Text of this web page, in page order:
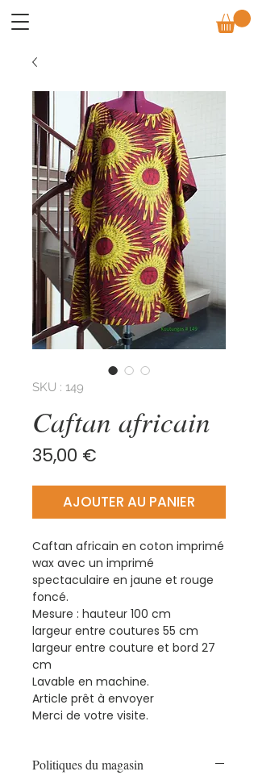
SKU : 149
Caftan africain
35,00 €
AJOUTER AU PANIER
Caftan africain en coton imprimé
wax avec un imprimé
spectaculaire en jaune et rouge
foncé.
Mesure : hauteur 100 cm
largeur entre coutures 55 cm
largeur entre couture et bord 27
cm
Lavable en machine.
Article prêt à envoyer
Merci de votre visite.
Politiques du magasin